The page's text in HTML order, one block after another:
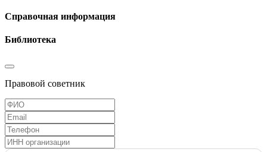
Справочная информация
Библиотека
Правовой советник